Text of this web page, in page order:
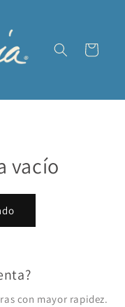
Carrito
vacío
con mayor rapidez.